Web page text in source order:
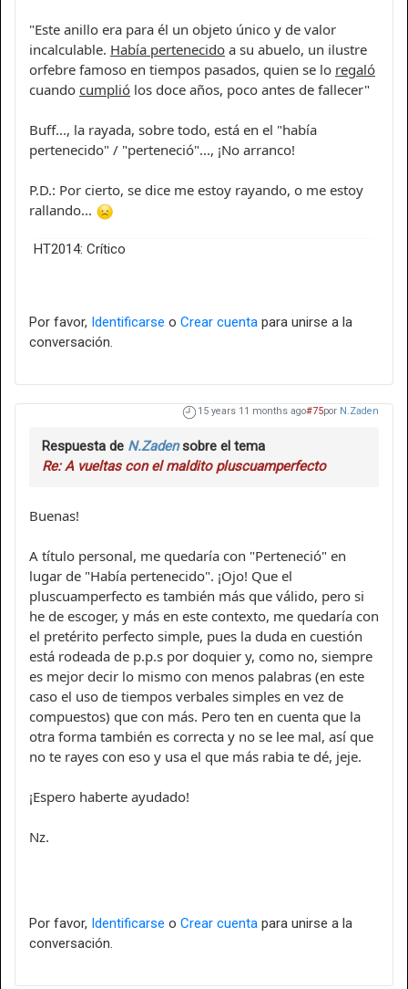
"Este anillo era para él un objeto único y de valor
incalculable. Había pertenecido a su abuelo, un ilustre
orfebre famoso en tiempos pasados, quien se lo regaló
cuando cumplió los doce años, poco antes de fallecer"
Buff..., la rayada, sobre todo, está en el "había
pertenecido" / "perteneció"..., ¡No arranco!
P.D.: Por cierto, se dice me estoy rayando, o me estoy
rallando...
HT2014: Crítico
Por favor, Identificarse o Crear cuenta para unirse a la
conversación.
15 years 11 months ago#75por N.Zaden
Respuesta de N.Zadensobre el tema
Re: A vueltas con el maldito pluscuamperfecto
Buenas!
A título personal, me quedaría con "Perteneció" en
lugar de "Había pertenecido". ¡Ojo! Que el
pluscuamperfecto es también más que válido, pero si
he de escoger, y más en este contexto, me quedaría con
el pretérito perfecto simple, pues la duda en cuestión
está rodeada de p.p.s por doquier y, como no, siempre
es mejor decir lo mismo con menos palabras (en este
caso el uso de tiempos verbales simples en vez de
compuestos) que con más. Pero ten en cuenta que la
otra forma también es correcta y no se lee mal, así que
no te rayes con eso y usa el que más rabia te dé, jeje.
¡Espero haberte ayudado!
Nz.
Por favor, Identificarse o Crear cuenta para unirse a la
conversación.